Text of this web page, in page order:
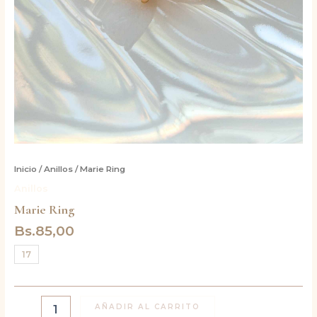
Inicio /Anillos/ Marie Ring
Marie Ring
Bs.85,00
17
AÑADIR AL CARRITO